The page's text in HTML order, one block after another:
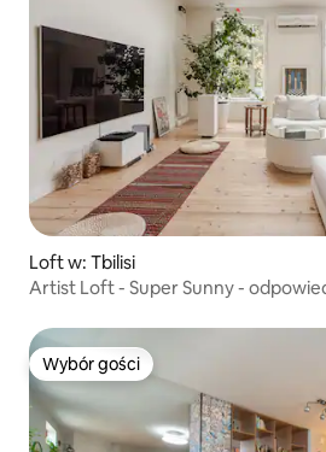
Loft w: Tbilisi
Artist Loft - Super Sunny -
Wybór gości
Wybór gości